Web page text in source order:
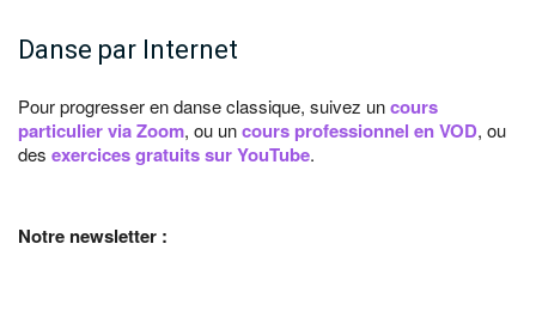
Danse par Internet
Pour progresser en danse classique, suivez uncours
particulier via Zoom, ou uncours professionnel en VOD, ou
des exercices gratuits sur YouTube.
Notre newsletter :